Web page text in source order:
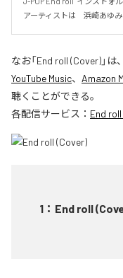
アーティストは　浜崎あゆみ
なお「End roll (Cover)」は、
YouTube Music、 Amazon
聴くことができる。
各配信サービス： End
1 ： End roll